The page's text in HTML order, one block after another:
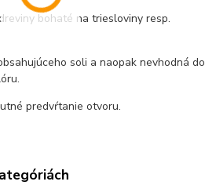
bohaté na triesloviny resp.
soli a naopak nevhodná do
predvŕtanie otvoru.